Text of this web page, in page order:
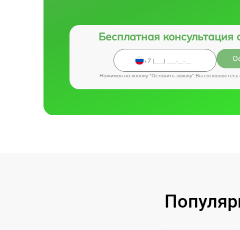
Бесплатная консультация
Нажимая на кнопку "Оставить заявку" Вы соглашаетесь